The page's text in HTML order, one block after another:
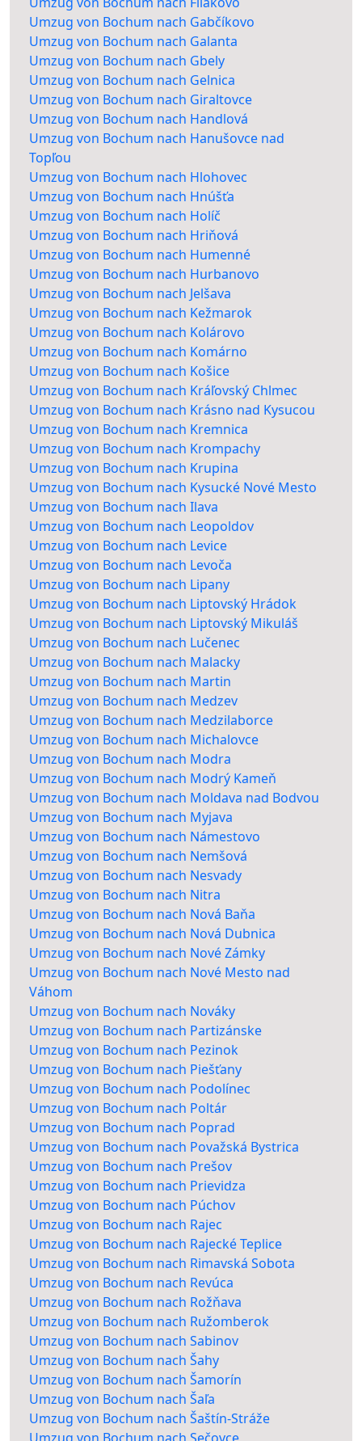
Umzug von Bochum nach Gabčíkovo
Umzug von Bochum nach Galanta
Umzug von Bochum nach Gbely
Umzug von Bochum nach Gelnica
Umzug von Bochum nach Giraltovce
Umzug von Bochum nach Handlová
Umzug von Bochum nach Hanušovce nad
Topľou
Umzug von Bochum nach Hlohovec
Umzug von Bochum nach Hnúšťa
Umzug von Bochum nach Holíč
Umzug von Bochum nach Hriňová
Umzug von Bochum nach Humenné
Umzug von Bochum nach Hurbanovo
Umzug von Bochum nach Jelšava
Umzug von Bochum nach Kežmarok
Umzug von Bochum nach Kolárovo
Umzug von Bochum nach Komárno
Umzug von Bochum nach Košice
Umzug von Bochum nach Kráľovský Chlmec
Umzug von Bochum nach Krásno nad Kysucou
Umzug von Bochum nach Kremnica
Umzug von Bochum nach Krompachy
Umzug von Bochum nach Krupina
Umzug von Bochum nach Kysucké Nové Mesto
Umzug von Bochum nach Ilava
Umzug von Bochum nach Leopoldov
Umzug von Bochum nach Levice
Umzug von Bochum nach Levoča
Umzug von Bochum nach Lipany
Umzug von Bochum nach Liptovský Hrádok
Umzug von Bochum nach Liptovský Mikuláš
Umzug von Bochum nach Lučenec
Umzug von Bochum nach Malacky
Umzug von Bochum nach Martin
Umzug von Bochum nach Medzev
Umzug von Bochum nach Medzilaborce
Umzug von Bochum nach Michalovce
Umzug von Bochum nach Modra
Umzug von Bochum nach Modrý Kameň
Umzug von Bochum nach Moldava nad Bodvou
Umzug von Bochum nach Myjava
Umzug von Bochum nach Námestovo
Umzug von Bochum nach Nemšová
Umzug von Bochum nach Nesvady
Umzug von Bochum nach Nitra
Umzug von Bochum nach Nová Baňa
Umzug von Bochum nach Nová Dubnica
Umzug von Bochum nach Nové Zámky
Umzug von Bochum nach Nové Mesto nad
Váhom
Umzug von Bochum nach Nováky
Umzug von Bochum nach Partizánske
Umzug von Bochum nach Pezinok
Umzug von Bochum nach Piešťany
Umzug von Bochum nach Podolínec
Umzug von Bochum nach Poltár
Umzug von Bochum nach Poprad
Umzug von Bochum nach Považská Bystrica
Umzug von Bochum nach Prešov
Umzug von Bochum nach Prievidza
Umzug von Bochum nach Púchov
Umzug von Bochum nach Rajec
Umzug von Bochum nach Rajecké Teplice
Umzug von Bochum nach Rimavská Sobota
Umzug von Bochum nach Revúca
Umzug von Bochum nach Rožňava
Umzug von Bochum nach Ružomberok
Umzug von Bochum nach Sabinov
Umzug von Bochum nach Šahy
Umzug von Bochum nach Šamorín
Umzug von Bochum nach Šaľa
Umzug von Bochum nach Šaštín-Stráže